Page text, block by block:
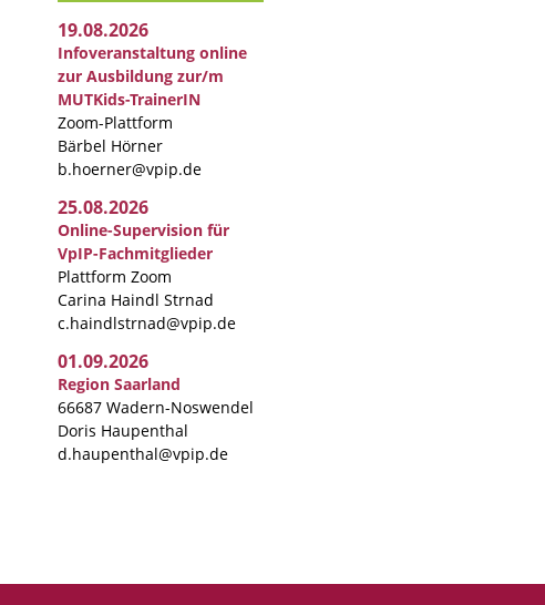
19.08.2026
Infoveranstaltung online
zur Ausbildung zur/m
MUTKids-TrainerIN
Zoom-Plattform
Bärbel Hörner
b.hoerner@vpip.de
25.08.2026
Online-Supervision für
VpIP-Fachmitglieder
Plattform Zoom
Carina Haindl Strnad
c.haindlstrnad@vpip.de
01.09.2026
Region Saarland
66687 Wadern-Noswendel
Doris Haupenthal
d.haupenthal@vpip.de